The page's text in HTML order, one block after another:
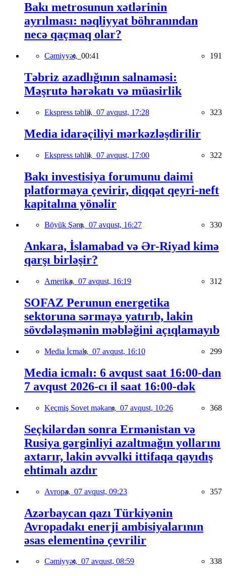
Bakı metrosunun xətlərinin
ayrılması: nəqliyyat böhranından
necə qaçmaq olar?
Cəmiyyət, 00:41 191
Təbriz azadlığının salnaməsi:
Məşrutə hərəkatı və müasirlik
Ekspress təhlil, 07 avqust, 17:28 323
Media idarəçiliyi mərkəzləşdirilir
Ekspress təhlil, 07 avqust, 17:00 322
Bakı investisiya forumunu daimi
platformaya çevirir, diqqət qeyri-neft
kapitalına yönəlir
Böyük Şərq, 07 avqust, 16:27 330
Ankara, İslamabad və Ər-Riyad kimə
qarşı birləşir?
Amerika, 07 avqust, 16:19 312
SOFAZ Perunun energetika
sektoruna sərmayə yatırıb, lakin
sövdələşmənin məbləğini açıqlamayıb
Media İcmalı, 07 avqust, 16:10 299
Media icmalı: 6 avqust saat 16:00-dan
7 avqust 2026-cı il saat 16:00-dək
Keçmiş Sovet məkanı, 07 avqust, 10:26 368
Seçkilərdən sonra Ermənistan və
Rusiya gərginliyi azaltmağın yollarını
axtarır, lakin əvvəlki ittifaqa qayıdış
ehtimalı azdır
Avropa, 07 avqust, 09:23 357
Azərbaycan qazı Türkiyənin
Avropadakı enerji ambisiyalarının
əsas elementinə çevrilir
Cəmiyyət, 07 avqust, 08:59 338